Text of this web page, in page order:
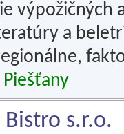
výpožičných
a
Piešťany
Bistro s.r.o.